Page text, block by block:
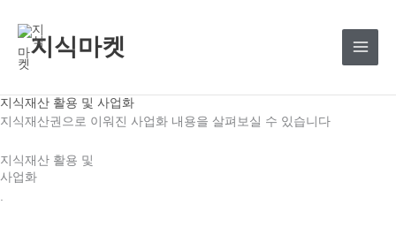
건
너
기
지식마켓
지식재산 활용 및 사업화
지식재산권으로 이워진 사업화 내용을 살펴보실 수 있습니다
지식재산 활용 및
사업화